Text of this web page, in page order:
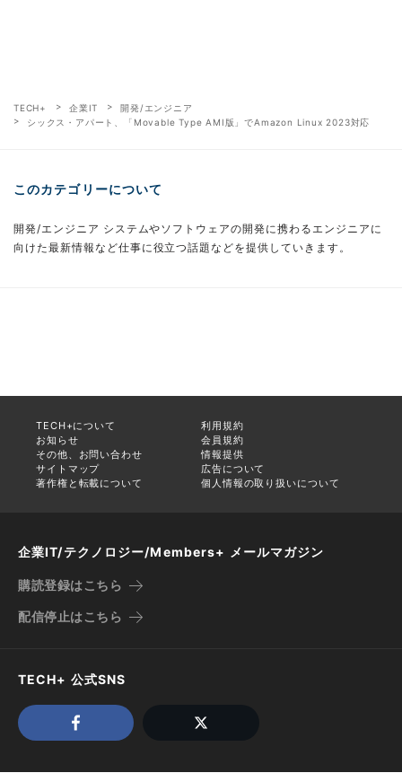
TECH+ 企業IT
開発/エンジニア
シックス・アパート、「Movable Type AMI版」でAmazon Linux 2023対応
このカテゴリーについて
開発/エンジニア システムやソフトウェアの開発に携わるエンジニアに
向けた最新情報など仕事に役立つ話題などを提供していきます。
TECH+について
利用規約
お知らせ
会員規約
その他、お問い合わせ
情報提供
サイトマップ
広告について
著作権と転載について
個人情報の取り扱いについて
企業IT/テクノロジー/Members+ メールマガジン
購読登録はこちら
配信停止はこちら
TECH+ 公式SNS